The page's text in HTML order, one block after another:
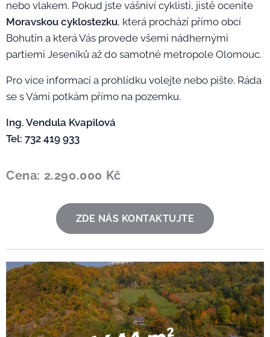
nebo vlakem. Pokud jste vášniví cyklisti, jistě oceníte
Moravskou cyklostezku, která prochází přímo obcí
Bohutín a která Vás provede všemi nádhernými
partiemi Jeseníků až do samotné metropole Olomouc.
Pro více informací a prohlídku volejte nebo pište. Ráda
se s Vámi potkám přímo na pozemku.
Ing. Vendula Kvapilová
Tel: 732 419 933
Cena: 2.290.000 Kč
ZDE NÁS KONTAKTUJTE